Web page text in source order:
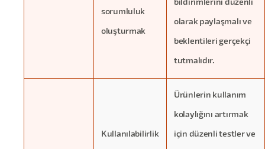
sorumluluk
oluşturmak
bildirimlerini düzenli
olarak paylaşmalı ve
beklentileri gerçekçi
tutmalıdır.
Kullanılabilirlik
Ürünlerin kullanım
kolaylığını artırmak
için düzenli testler ve